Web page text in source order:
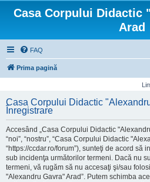
Casa Corpului Didactic
Arad
FAQ
Prima pagină
Casa Corpului Didactic
Înregistrare
Accesând „Casa Corpului Didactic
“noi”, “nostru”, “Casa Corpului Didactic
“https://ccdar.ro/forum”), sunteţi de acord să
sub incidenţa următorilor termeni. Dacă nu
termeni, vă rugăm să nu accesaţi şi/sau
"Alexandru Gavra" Arad”. Putem schimba